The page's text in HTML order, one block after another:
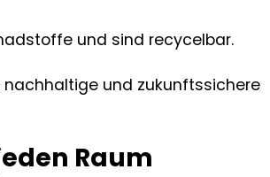
und sind recycelbar.
nachhaltige und zukunftssichere
Raum